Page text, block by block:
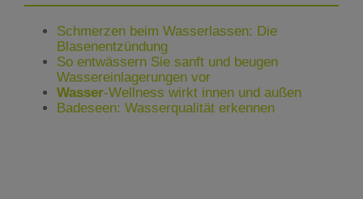
Schmerzen beim Wasserlassen: Die
Blasenentzündung
So entwässern Sie sanft und beugen
Wassereinlagerungen vor
Wasser-Wellness wirkt innen und außen
Badeseen: Wasserqualität erkennen